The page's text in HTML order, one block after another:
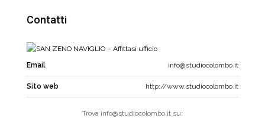
Contatti
Email info@studiocolombo.it
Sito web http://www.studiocolombo.it
Trova info@studiocolombo.it su: